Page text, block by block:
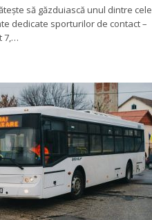
să găzduiască unul dintre cele
dedicate sporturilor de contact –
7,…